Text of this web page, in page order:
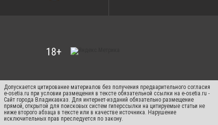
Допускается цитирование материалов без получения предварительного согласия
e-osetia.ru при условии размещения в тексте обязательной ссылки на e-osetia.ru -
Сайт города Владикавказ. Для интернет-изданий обязательно размещение
прямой, открытой для поисковых систем гиперссылки на цитируемые статьи не
ниже второго абзаца в тексте или в качестве источника. Нарушение
исключительных прав преследуется по закону.